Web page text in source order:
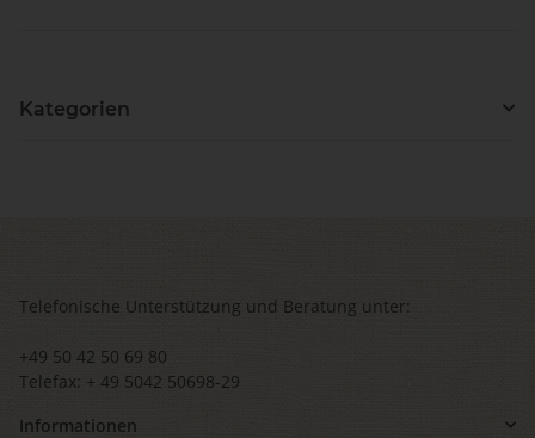
Kategorien
Telefonische Unterstützung und Beratung unter:
+49 50 42 50 69 80
Telefax: + 49 5042 50698-29
Informationen